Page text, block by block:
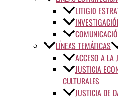
LITIGIO
LÍNEAS TEMÁTICAS
ACCESO A LA
JUSTICIA
CULTURALES
JUSTICIA DE